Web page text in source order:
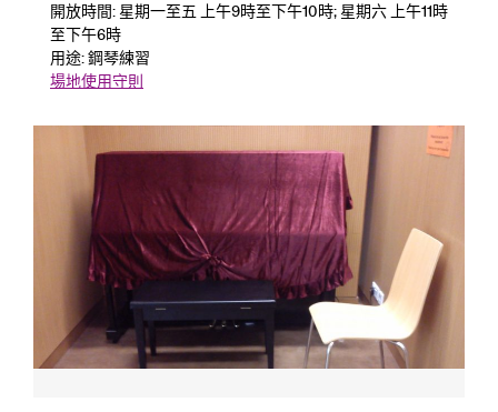
開放時間: 星期一至五 上午9時至下午10時; 星期六 上午11時
至下午6時
用途: 鋼琴練習
場地使用守則